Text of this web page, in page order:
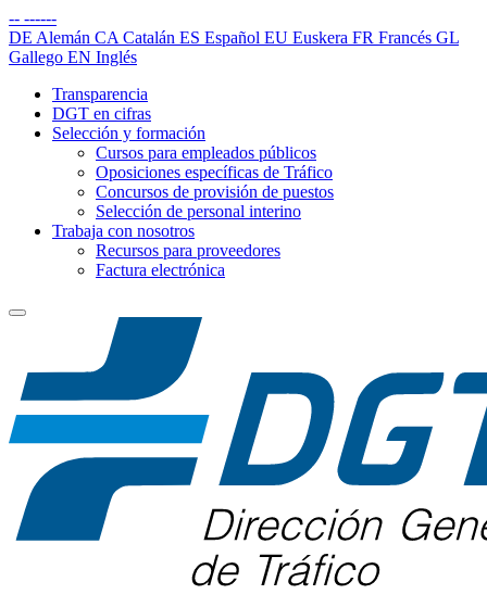
-- ------
DE Alemán CA Catalán ES Español EU Euskera FR Francés GL
Gallego EN Inglés
Transparencia
DGT en cifras
Selección y formación
Cursos para empleados públicos
Oposiciones específicas de Tráfico
Concursos de provisión de puestos
Selección de personal interino
Trabaja con nosotros
Recursos para proveedores
Factura electrónica